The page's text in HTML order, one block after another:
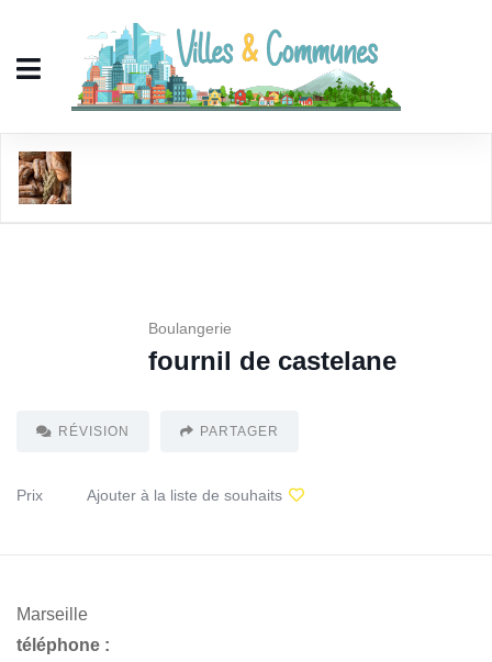
Boulangerie
fournil de castelane
RÉVISION PARTAGER
Prix Ajouter à la liste de souhaits
Marseille
téléphone :